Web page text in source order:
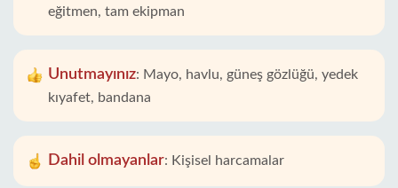
eğitmen, tam ekipman
Unutmayınız: Mayo, havlu, güneş gözlüğü, yedek
kıyafet, bandana
Dahil olmayanlar: Kişisel harcamalar